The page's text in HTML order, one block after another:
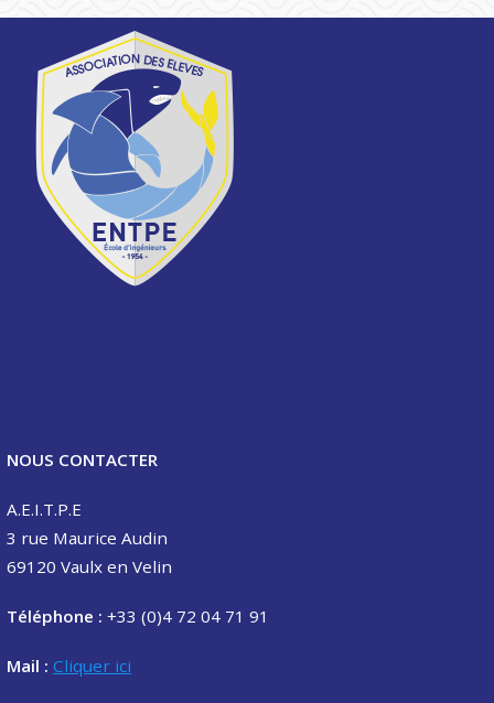
NOUS CONTACTER
A.E.I.T.P.E
3 rue Maurice Audin
69120 Vaulx en Velin
Téléphone : +33 (0)4 72 04 71 91
Mail : Cliquer ici